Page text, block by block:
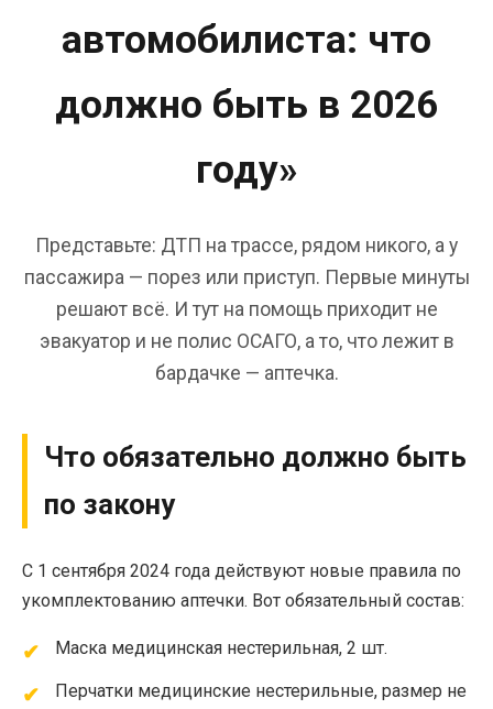
автомобилиста: что
должно быть в 2026
году»
Представьте: ДТП на трассе, рядом никого, а у
пассажира — порез или приступ. Первые минуты
решают всё. И тут на помощь приходит не
эвакуатор и не полис ОСАГО, а то, что лежит в
бардачке — аптечка.
Что обязательно должно быть
по закону
С 1 сентября 2024 года действуют новые правила по
укомплектованию аптечки. Вот обязательный состав:
Маска медицинская нестерильная, 2 шт.
Перчатки медицинские нестерильные, размер не